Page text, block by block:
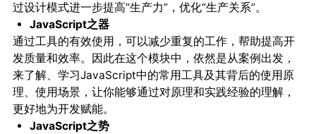
过设计模式进一步提高“生产力”，优化“生产关系”。
JavaScript之器
通过工具的有效使用，可以减少重复的工作，帮助提高开
发质量和效率。因此在这个模块中，依然是从案例出发，
来了解、学习JavaScript中的常用工具及其背后的使用原
理、使用场景，让你能够通过对原理和实践经验的理解，
更好地为开发赋能。
JavaScript之势